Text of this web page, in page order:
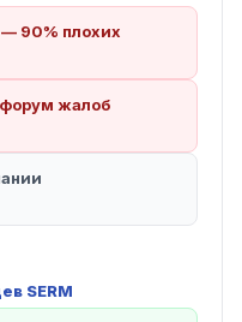
90% плохих
жалоб
SERM